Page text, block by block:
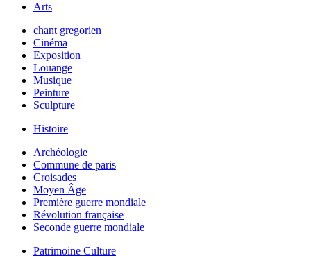
Arts
chant gregorien
Cinéma
Exposition
Louange
Musique
Peinture
Sculpture
Histoire
Archéologie
Commune de paris
Croisades
Moyen Âge
Première guerre mondiale
Révolution française
Seconde guerre mondiale
Patrimoine Culture